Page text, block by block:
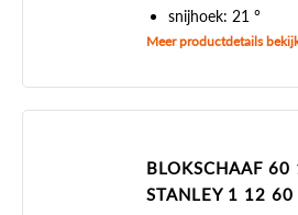
snijhoek: 21 °
Meer productdetails
BLOKSCHAAF
STANLEY 1 12 60